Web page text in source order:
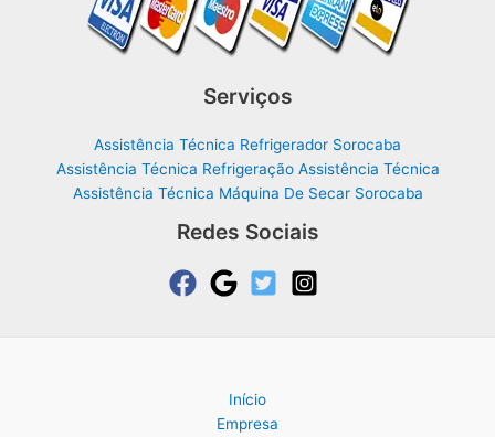
Serviços
Assistência Técnica Refrigerador Sorocaba
Assistência Técnica Refrigeração Assistência Técnica
Assistência Técnica Máquina De Secar Sorocaba
Redes Sociais
Início
Empresa